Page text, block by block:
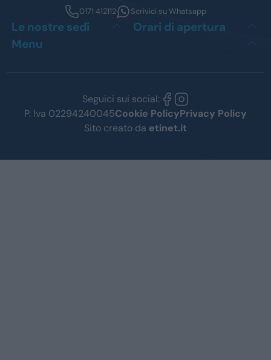
0171 412112 Scrivici su Whatsapp
Le nostre sedi
Orari di apertura
Menu
Seguici sui social:
P. Iva 02294240045Cookie PolicyPrivacy Policy
Sito creato da etinet.it